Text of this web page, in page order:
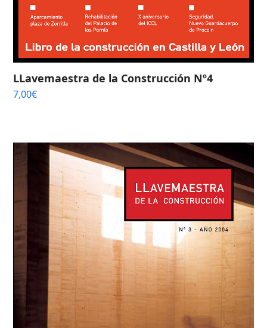
LLavemaestra de la Construcción Nº4
7,00€